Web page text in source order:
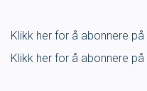
Klikk her for å abonnere
Klikk her for å abonnere